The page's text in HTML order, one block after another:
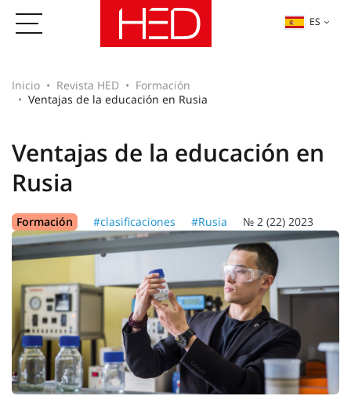
ES
Inicio Revista HED
Formación
Ventajas de la educación en Rusia
Ventajas de la educación en
Rusia
Formación #clasificaciones #Rusia № 2 (22) 2023